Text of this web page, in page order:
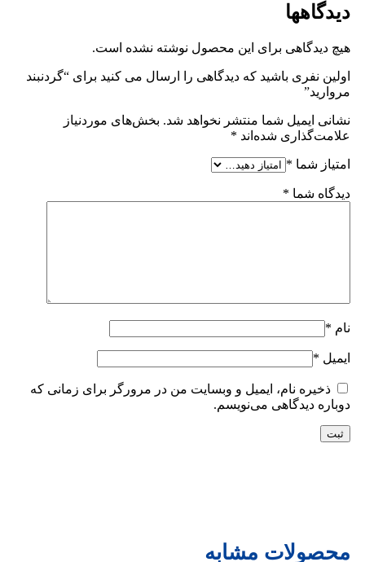
دیدگاهها
هیچ دیدگاهی برای این محصول نوشته نشده است.
اولین نفری باشید که دیدگاهی را ارسال می کنید برای “گردنبند
مروارید”
نشانی ایمیل شما منتشر نخواهد شد. بخش‌های موردنیاز
علامت‌گذاری شده‌اند *
امتیاز شما *
دیدگاه شما *
نام *
ایمیل *
ذخیره نام، ایمیل و وبسایت من در مرورگر برای زمانی که
دوباره دیدگاهی می‌نویسم.
محصولات مشابه